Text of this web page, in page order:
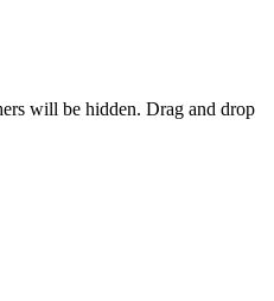
will be hidden. Drag and drop